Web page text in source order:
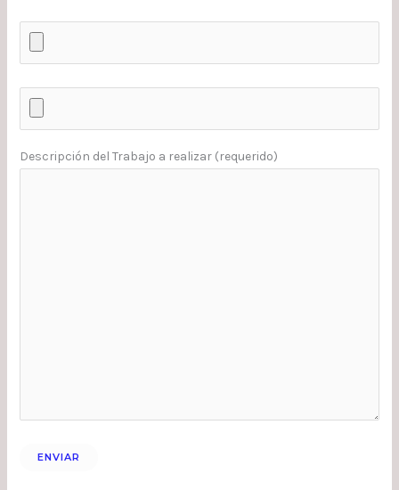
Descripción del Trabajo a realizar (requerido)